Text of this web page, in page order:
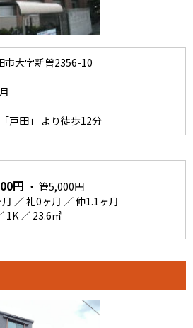
市大字新曽2356-10
戸田」 より徒歩12分
円 ・ 管5,000円
／ 礼0ヶ月 ／ 仲1.1ヶ月
1K ／ 23.6㎡